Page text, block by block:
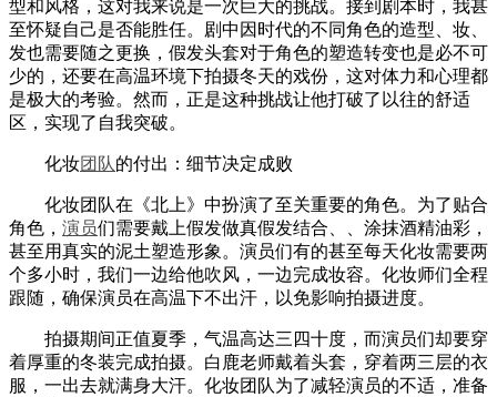
型和风格，这对我来说是一次巨大的挑战。接到剧本时，我甚
至怀疑自己是否能胜任。剧中因时代的不同角色的造型、妆、
发也需要随之更换，假发头套对于角色的塑造转变也是必不可
少的，还要在高温环境下拍摄冬天的戏份，这对体力和心理都
是极大的考验。然而，正是这种挑战让他打破了以往的舒适
区，实现了自我突破。
化妆团队的付出：细节决定成败
化妆团队在《北上》中扮演了至关重要的角色。为了贴合
角色， 演员们需要戴上假发做真假发结合、、涂抹酒精油彩，
甚至用真实的泥土塑造形象。演员们有的甚至每天化妆需要两
个多小时，我们一边给他吹风，一边完成妆容。化妆师们全程
跟随，确保演员在高温下不出汗，以免影响拍摄进度。
拍摄期间正值夏季，气温高达三四十度，而演员们却要穿
着厚重的冬装完成拍摄。白鹿老师戴着头套，穿着两三层的衣
服，一出去就满身大汗。化妆团队为了减轻演员的不适，准备